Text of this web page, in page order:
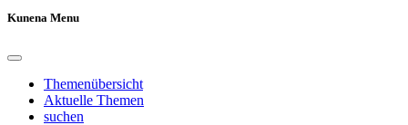
Kunena Menu
Themenübersicht
Aktuelle Themen
suchen